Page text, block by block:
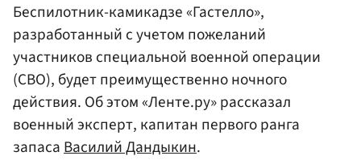
Беспилотник-камикадзе «Гастелло»,
разработанный с учетом пожеланий
участников специальной военной операции
(СВО), будет преимущественно ночного
действия. Об этом «Ленте.ру» рассказал
военный эксперт, капитан первого ранга
запасаВасилий Дандыкин.